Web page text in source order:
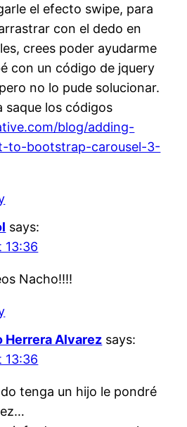
el efecto swipe, para
con el dedo en
crees poder ayudarme
con un código de jquery
no lo pude solucionar.
saque los códigos
blog/adding-
to-bootstrap-carousel-3-
says:
13:36
Nacho!!!!
Herrera Alvarez says:
13:36
tenga un hijo le pondré